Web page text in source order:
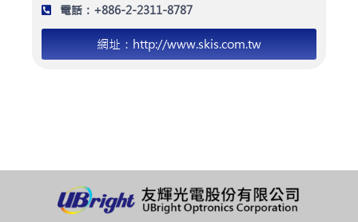
電話：+886-2-2311-8787
網址：http://www.skis.com.tw